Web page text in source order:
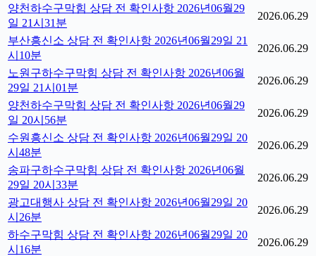
양천하수구막힘 상담 전 확인사항 2026년06월29
일 21시31분
2026.06.29
부산흥신소 상담 전 확인사항 2026년06월29일 21
시10분
2026.06.29
노원구하수구막힘 상담 전 확인사항 2026년06월
29일 21시01분
2026.06.29
양천하수구막힘 상담 전 확인사항 2026년06월29
일 20시56분
2026.06.29
수원흥신소 상담 전 확인사항 2026년06월29일 20
시48분
2026.06.29
송파구하수구막힘 상담 전 확인사항 2026년06월
29일 20시33분
2026.06.29
광고대행사 상담 전 확인사항 2026년06월29일 20
시26분
2026.06.29
하수구막힘 상담 전 확인사항 2026년06월29일 20
시16분
2026.06.29